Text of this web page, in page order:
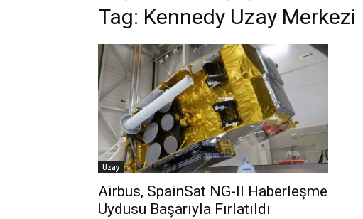
Tag: Kennedy Uzay Merkezi
Uzay
Airbus, SpainSat NG-II Haberleşme
Uydusu Başarıyla Fırlatıldı